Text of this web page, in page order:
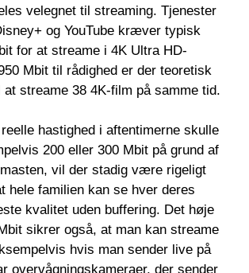
velegnet til streaming. Tjenester
og YouTube kræver typisk
for at streame i 4K Ultra HD-
Mbit til rådighed er der teoretisk
at streame 38 4K-film på samme tid.
hastighed i aftentimerne skulle
200 eller 300 Mbit på grund af
vil der stadig være rigeligt
hele familien kan se hver deres
kvalitet uden buffering. Det høje
sikrer også, at man kan streame
hvis man sender live på
overvågningskameraer, der sender